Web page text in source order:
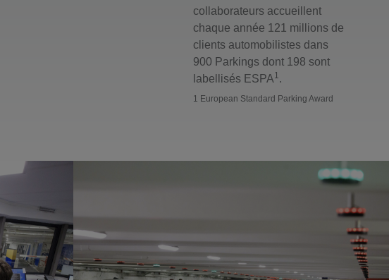
collaborateurs accueillent
chaque année 121 millions de
clients automobilistes dans
900 Parkings dont 198 sont
labellisés ESPA1.
1 European Standard Parking Award